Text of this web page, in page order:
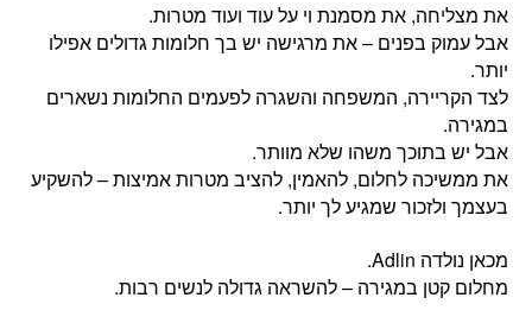
את מצליחה, את מסמנת וי על עוד ועוד מטרות.
אבל עמוק בפנים – את מרגישה יש בך חלומות גדולים אפילו
יותר.
לצד הקריירה, המשפחה והשגרה לפעמים החלומות נשארים
במגירה.
אבל יש בתוכך משהו שלא מוותר.
את ממשיכה לחלום, להאמין, להציב מטרות אמיצות – להשקיע
בעצמך ולזכור שמגיע לך יותר.
מכאן נולדה Adlin.
מחלום קטן במגירה – להשראה גדולה לנשים רבות.